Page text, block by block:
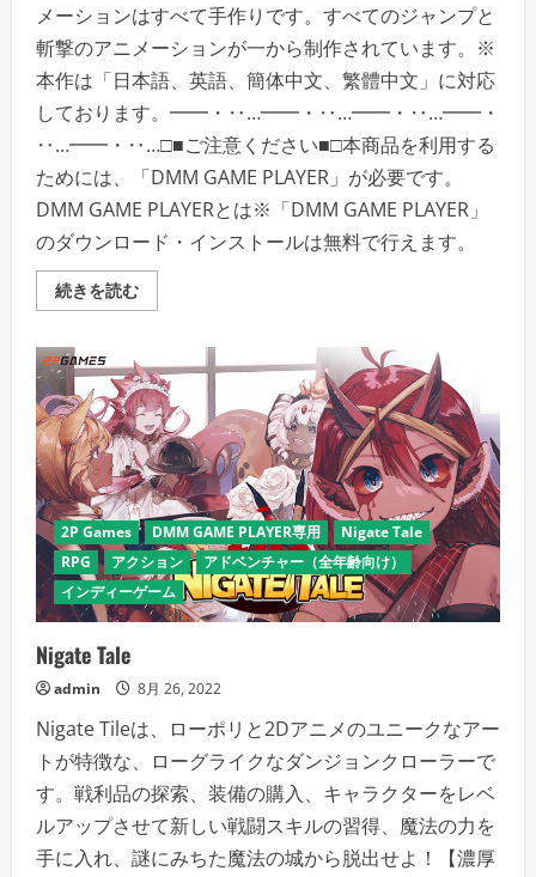
メーションはすべて手作りです。すべてのジャンプと
斬撃のアニメーションが一から制作されています。※
本作は「日本語、英語、簡体中文、繁體中文」に対応
しております。━━・‥…━━・‥…━━・‥…━━・
‥…━━・‥…□■ご注意ください■□本商品を利用する
ためには、「DMM GAME PLAYER」が必要です。
DMM GAME PLAYERとは※「DMM GAME PLAYER」
のダウンロード・インストールは無料で行えます。
続きを読むSeed
Hunter
を
ご
覧
く
だ
さ
い
2P Games DMM GAME PLAYER専用
Nigate Tale
RPG
アクション
アドベンチャー（全年齢向け）
インディーゲーム
Nigate Tale
admin 8月 26, 2022
Nigate Tileは、ローポリと2Dアニメのユニークなアー
トが特徴な、ローグライクなダンジョンクローラーで
す。戦利品の探索、装備の購入、キャラクターをレベ
ルアップさせて新しい戦闘スキルの習得、魔法の力を
手に入れ、謎にみちた魔法の城から脱出せよ！【濃厚